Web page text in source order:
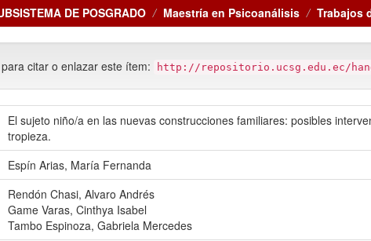
DE POSGRADO Maestría en Psicoanálisis Trabajos
citar o enlazar este ítem: http://repositorio.ucsg.edu.ec/
El sujeto niño/a en las nuevas construcciones familiares: posibles
tropieza.
Espín Arias, María Fernanda
Rendón Chasi, Alvaro Andrés
Game Varas, Cinthya Isabel
Tambo Espinoza, Gabriela Mercedes